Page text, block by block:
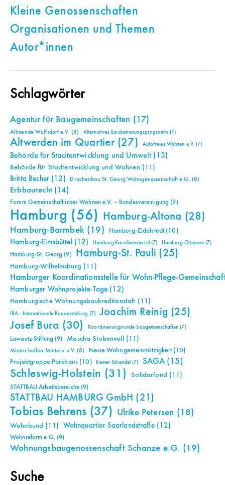
Kleine Genossenschaften
Organisationen und Themen
Autor*innen
Schlagwörter
Agentur für Baugemeinschaften (17)
Allmende Wulfsdorf e.V. (8) Alternatives Baubetreuungsprogramm (7)
Altwerden im Quartier(27) Autofreies Wohnen e.V. (7)
Behörde für Stadtentwicklung und Umwelt (13)
Behörde für Stadtentwicklung und Wohnen(11)
Britta Becher(12) Drachenbau St. Georg Wohngenossenschaft e.G. (8)
Erbbaurecht(14)
Forum Gemeinschaftliches Wohnen e.V. – Bundesvereinigung (9)
Hamburg (56) Hamburg-Altona (28)
Hamburg-Barmbek (19) Hamburg-Eidelstedt(10)
Hamburg-Eimsbüttel (12) Hamburg-Karolinenviertel (7) Hamburg-Ottensen(7)
Hamburg-St. Georg (9) Hamburg-St. Pauli (25)
Hamburg-Wilhelmsburg (11)
Hamburger Koordinationsstelle für Wohn-Pflege-
Hamburger Wohnprojekte-Tage (12)
Hamburgische Wohnungsbaukreditanstalt (11)
IBA - Internationale Bauausstellung (7) Joachim Reinig (25)
Josef Bura (30) Koordinierungsrunde Baugemeinschaften (7)
Lawaetz-Stiftung (9) Mascha Stubenvoll (11)
Mieter helfen Mietern e.V. (8) Neue Wohngemeinnützigkeit(10)
Projektgruppe Parkhaus (10) Reiner Schendel (7) SAGA(15)
Schleswig-Holstein (31) Solidarfond (11)
STATTBAU Arbeitsbereiche (9)
STATTBAU HAMBURG GmbH (21)
Tobias Behrens (37) Ulrike Petersen (18)
Wohnbund (11) Wohnquartier Saarlandstraße(12)
Wohnreform e.G.(9)
Wohnungsbaugenossenschaft Schanze e.G. (19)
Suche